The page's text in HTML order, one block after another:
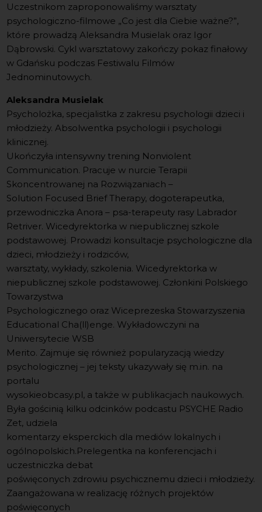
Uczestnikom zaproponowaliśmy warsztaty
psychologiczno-filmowe „Co jest dla Ciebie ważne?”,
które prowadzą Aleksandra Musielak oraz Igor
Dąbrowski. Cykl warsztatowy zakończy pokaz finałowy
w Gdańsku podczas Festiwalu Filmów
Jednominutowych.
Aleksandra Musielak
Psycholożka, specjalistka z zakresu psychologii dzieci i
młodzieży. Absolwentka psychologii i psychologii
klinicznej.
Ukończyła intensywny trening Nonviolent
Communication. Pracuje w nurcie Terapii
Skoncentrowanej na Rozwiązaniach –
Solution Focused Brief Therapy, dogoterapeutka,
przewodniczka Anora – psa-terapeuty rasy Labrador
Retriver. Wicedyrektorka w niepublicznej szkole
podstawowej. Prowadzi konsultacje psychologiczne dla
dzieci, młodzieży i rodziców,
warsztaty, wykłady, szkolenia. Wicedyrektorka w
niepublicznej szkole podstawowej. Członkini Polskiego
Towarzystwa
Psychologicznego oraz Wiceprezeska Stowarzyszenia
Educational Cha(ll)enge. Wykładowczyni na
Uniwersytecie WSB
Merito. Zajmuje się również popularyzacją wiedzy
psychologicznej – jej teksty ukazywały się m.in. na
portalu
wysokieobcasy.pl, a także w publikacjach naukowych.
Była gościnią kilku odcinków podcastu PSYCHE Radio
Zet, udziela
komentarzy eksperckich dla mediów lokalnych i
ogólnopolskich.Prelegentka na konferencjach i
uczestniczka debat
poświęconych zdrowiu psychicznemu dzieci i młodzieży.
Zaangażowana w realizację różnych projektów
poświęconych